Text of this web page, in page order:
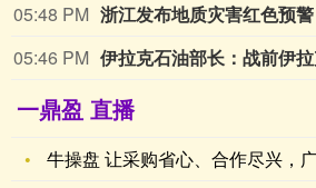
05:48 PM 浙江发布地质灾害红色预警
05:46 PM
一鼎盈 直播
牛操盘 让采购省心、合作尽兴，广交